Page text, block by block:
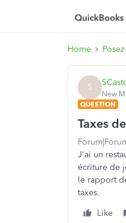
Home
S
New
QUESTION
Taxes
J'ai un
écriture de
le rapport
taxes.
Like